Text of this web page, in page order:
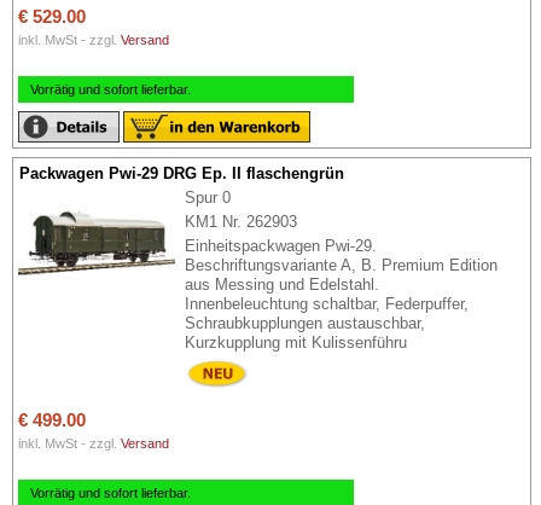
€ 529.00
inkl. MwSt - zzgl. Versand
Vorrätig und sofort lieferbar.
Packwagen Pwi-29 DRG Ep. II flaschengrün
Spur 0
KM1 Nr. 262903
Einheitspackwagen Pwi-29.
Beschriftungsvariante A, B. Premium Edition
aus Messing und Edelstahl.
Innenbeleuchtung schaltbar, Federpuffer,
Schraubkupplungen austauschbar,
Kurzkupplung mit Kulissenführu
€ 499.00
inkl. MwSt - zzgl. Versand
Vorrätig und sofort lieferbar.